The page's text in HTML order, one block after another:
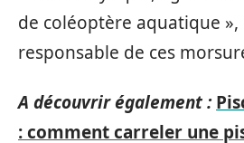
de coléoptère aquatique
responsable de ces
A découvrir également :
: comment carreler une